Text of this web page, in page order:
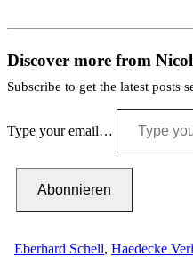
Discover more from
Subscribe to get the latest posts
Type your email…
Abonnieren
Eberhard Schell, Haedecke